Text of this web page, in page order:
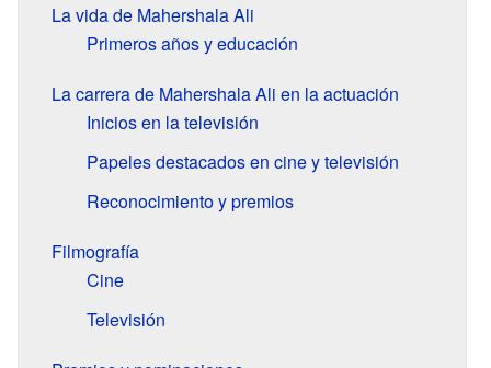
La vida de Mahershala Ali
Primeros años y educación
La carrera de Mahershala Ali en la actuación
Inicios en la televisión
Papeles destacados en cine y televisión
Reconocimiento y premios
Filmografía
Cine
Televisión